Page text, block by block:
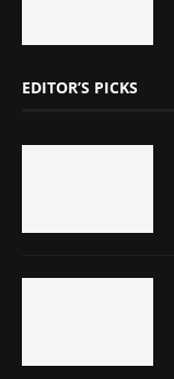
EDITOR’S PICKS